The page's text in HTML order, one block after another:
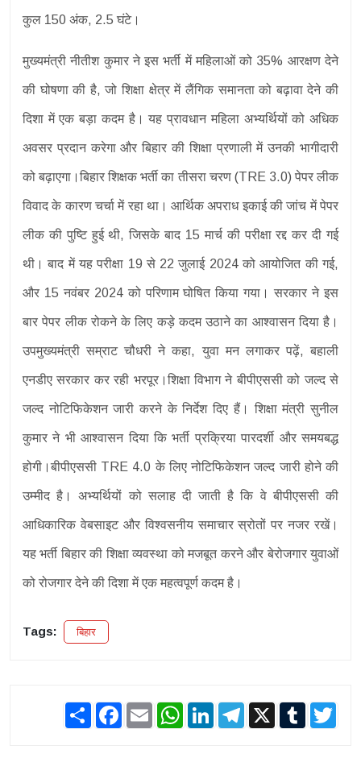
कुल 150 अंक, 2.5 घंटे।
मुख्यमंत्री नीतीश कुमार ने इस भर्ती में महिलाओं को 35% आरक्षण देने
की घोषणा की है, जो शिक्षा क्षेत्र में लैंगिक समानता को बढ़ावा देने की
दिशा में एक बड़ा कदम है। यह प्रावधान महिला अभ्यर्थियों को अधिक
अवसर प्रदान करेगा और बिहार की शिक्षा प्रणाली में उनकी भागीदारी
को बढ़ाएगा।बिहार शिक्षक भर्ती का तीसरा चरण (TRE 3.0) पेपर लीक
विवाद के कारण चर्चा में रहा था। आर्थिक अपराध इकाई की जांच में पेपर
लीक की पुष्टि हुई थी, जिसके बाद 15 मार्च की परीक्षा रद्द कर दी गई
थी। बाद में यह परीक्षा 19 से 22 जुलाई 2024 को आयोजित की गई,
और 15 नवंबर 2024 को परिणाम घोषित किया गया। सरकार ने इस
बार पेपर लीक रोकने के लिए कड़े कदम उठाने का आश्वासन दिया है।
उपमुख्यमंत्री सम्राट चौधरी ने कहा, युवा मन लगाकर पढ़ें, बहाली
एनडीए सरकार कर रही भरपूर।शिक्षा विभाग ने बीपीएससी को जल्द से
जल्द नोटिफिकेशन जारी करने के निर्देश दिए हैं। शिक्षा मंत्री सुनील
कुमार ने भी आश्वासन दिया कि भर्ती प्रक्रिया पारदर्शी और समयबद्ध
होगी।बीपीएससी TRE 4.0 के लिए नोटिफिकेशन जल्द जारी होने की
उम्मीद है। अभ्यर्थियों को सलाह दी जाती है कि वे बीपीएससी की
आधिकारिक वेबसाइट और विश्वसनीय समाचार स्रोतों पर नजर रखें।
यह भर्ती बिहार की शिक्षा व्यवस्था को मजबूत करने और बेरोजगार युवाओं
को रोजगार देने की दिशा में एक महत्वपूर्ण कदम है।
Tags: बिहार
Share Facebook
Email WhatsAppLinkedInTelegram
X Tumblr